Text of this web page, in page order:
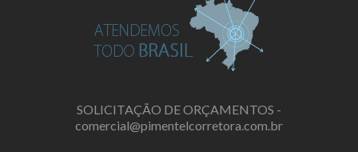
SOLICITAÇÃO DE ORÇAMENTOS -
comercial@pimentelcorretora.com.br